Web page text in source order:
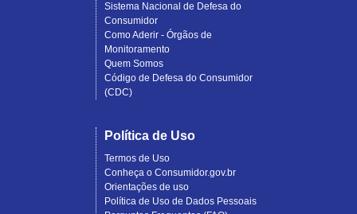
Sistema Nacional de Defesa do
Consumidor
Como Aderir - Órgãos de
Monitoramento
Quem Somos
Código de Defesa do Consumidor
(CDC)
Política de Uso
Termos de Uso
Conheça o Consumidor.gov.br
Orientações de uso
Política de Uso de Dados Pessoais